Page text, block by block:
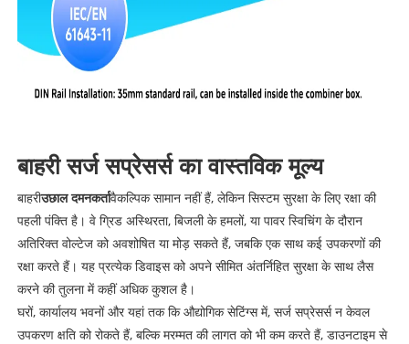
बाहरी सर्ज सप्रेसर्स का वास्तविक मूल्य
बाहरीउछाल दमनकर्तावैकल्पिक सामान नहीं हैं, लेकिन सिस्टम सुरक्षा के लिए रक्षा की
पहली पंक्ति है। वे ग्रिड अस्थिरता, बिजली के हमलों, या पावर स्विचिंग के दौरान
अतिरिक्त वोल्टेज को अवशोषित या मोड़ सकते हैं, जबकि एक साथ कई उपकरणों की
रक्षा करते हैं। यह प्रत्येक डिवाइस को अपने सीमित अंतर्निहित सुरक्षा के साथ लैस
करने की तुलना में कहीं अधिक कुशल है।
घरों, कार्यालय भवनों और यहां तक ​​कि औद्योगिक सेटिंग्स में, सर्ज सप्रेसर्स न केवल
उपकरण क्षति को रोकते हैं, बल्कि मरम्मत की लागत को भी कम करते हैं, डाउनटाइम से